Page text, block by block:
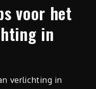
voor het
in
verlichting in